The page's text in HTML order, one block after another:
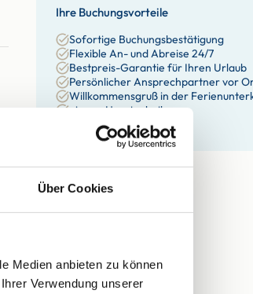
Über Cookies
Medien anbieten zu können
Verwendung unserer
Ihre Buchungsvorteile
Sofortige Buchungsbestätigung
Flexible An- und Abreise 24/7
Bestpreis-Garantie für Ihren Urlaub
Persönlicher Ansprechpartner vor
Willkommensgruß in der
eigene Haustechniker
eigene Hausdamen